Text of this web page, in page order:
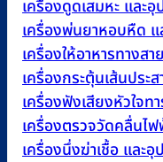
เครื่องดูดเสมหะ และ
เครื่องพ่นยาหอบหืด
เครื่องให้อาหารทางส
เครื่องกระตุ้นเส้นประ
เครื่องฟังเสียงหัวใจ
เครื่องตรวจวัดคลื่นไฟ
เครื่องนึ่งฆ่าเชื้อ และ